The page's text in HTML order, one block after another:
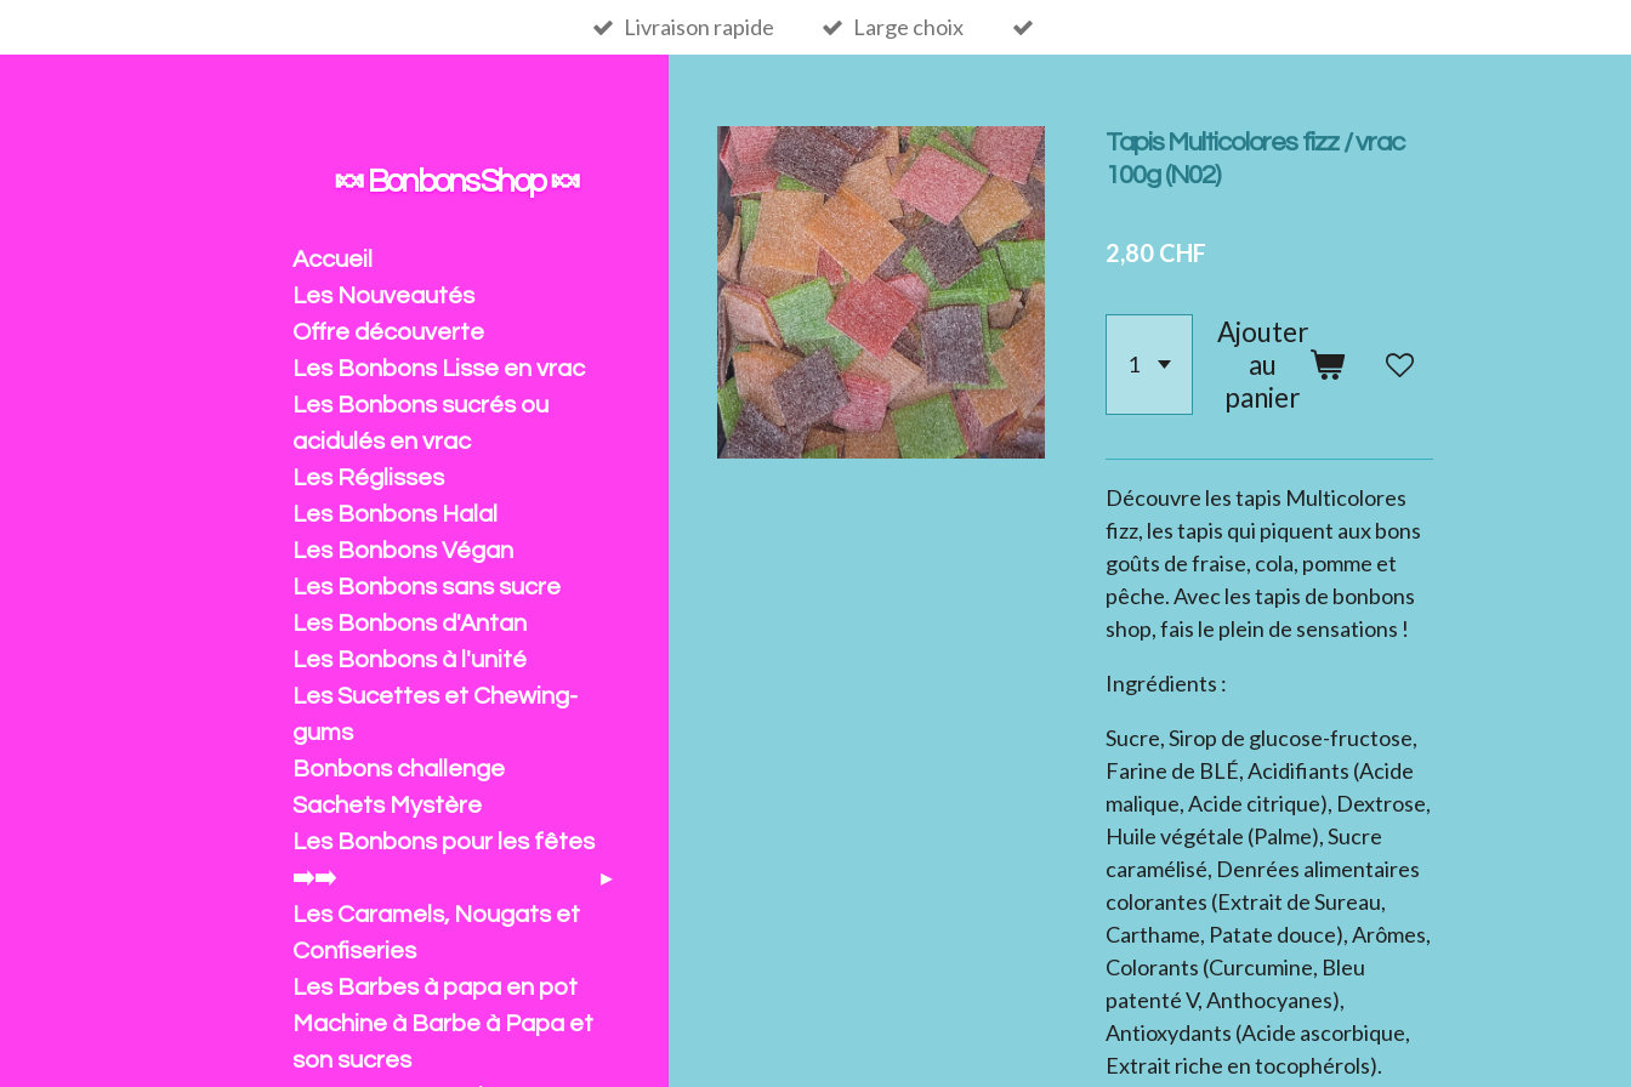
au
Livraison rapide Large choix
Tapis Multicolores fizz / vrac
100g (N02)
2,80 CHF
Ajouter
au
panier
Découvre les tapis Multicolores
fizz, les tapis qui piquent aux bons
goûts de fraise, cola, pomme et
pêche. Avec les tapis de bonbons
shop, fais le plein de sensations !
Ingrédients :
Sucre, Sirop de glucose-fructose,
Farine de BLÉ, Acidifiants (Acide
malique, Acide citrique), Dextrose,
Huile végétale (Palme), Sucre
caramélisé, Denrées alimentaires
colorantes (Extrait de Sureau,
Carthame, Patate douce), Arômes,
Colorants (Curcumine, Bleu
patenté V, Anthocyanes),
Antioxydants (Acide ascorbique,
Extrait riche en tocophérols).
🍬 Bonbons Shop 🍬
Accueil
Les Nouveautés
Offre découverte
Les Bonbons Lisse en vrac
Les Bonbons sucrés ou
acidulés en vrac
Les Réglisses
Les Bonbons Halal
Les Bonbons Végan
Les Bonbons sans sucre
Les Bonbons d'Antan
Les Bonbons à l'unité
Les Sucettes et Chewing-
gums
Bonbons challenge
Sachets Mystère
Les Bonbons pour les fêtes
➡️➡️
Les Caramels, Nougats et
Confiseries
Les Barbes à papa en pot
Machine à Barbe à Papa et
son sucres